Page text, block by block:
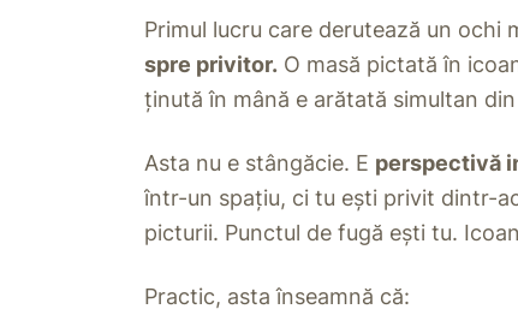
Primul lucru care derutează un ochi
spre privitor. O masă pictată în
ținută în mână e arătată simultan
Asta nu e stângăcie. E perspectivă
într-un spațiu, ci tu ești privit dintr-
picturii. Punctul de fugă ești tu.
Practic, asta înseamnă că: